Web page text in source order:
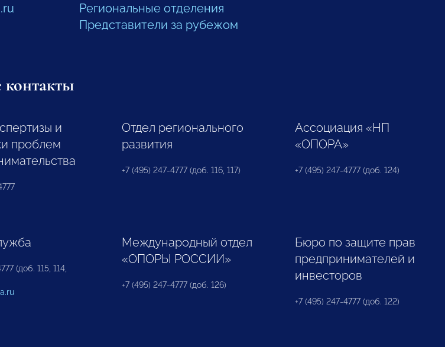
Региональные отделения
Представители за рубежом
и
проблем
Отдел регионального
развития
+7 (495) 247-4777 (доб. 116, 117)
Ассоциация «НП
«ОПОРА»
+7 (495) 247-4777 (доб. 124)
(доб. 115, 114,
Международный отдел
«ОПОРЫ РОССИИ»
+7 (495) 247-4777 (доб. 126)
Бюро по защите прав
предпринимателей и
инвесторов
+7 (495) 247-4777 (доб. 122)